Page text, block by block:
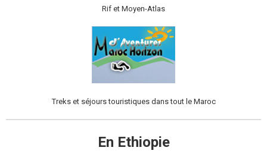
Rif et Moyen-Atlas
Treks et séjours touristiques dans tout le Maroc
En Ethiopie